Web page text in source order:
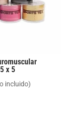
x 5
incluido)